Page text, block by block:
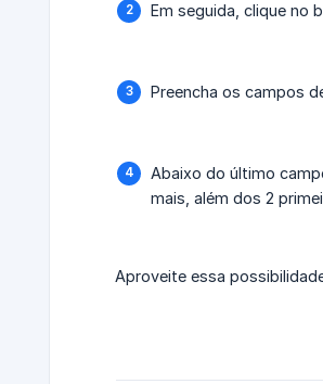
Em seguida, clique no
Preencha os campos
Abaixo do último
mais, além dos 2
Aproveite essa